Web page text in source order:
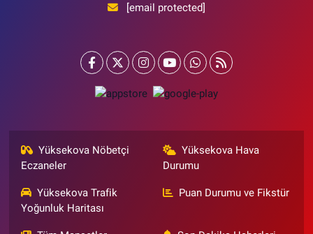
[email protected]
Yüksekova Nöbetçi
Eczaneler
Yüksekova Hava
Durumu
Yüksekova Trafik
Yoğunluk Haritası
Puan Durumu ve Fikstür